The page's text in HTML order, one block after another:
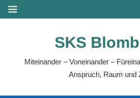
Zum
Inhalt
MENÜ
SKS
Miteinander – Voneinander –
Anspruch, Raum und